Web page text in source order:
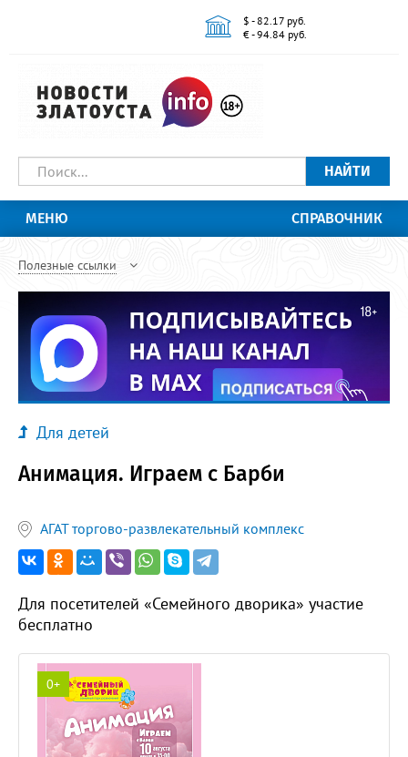
$ - 82.17 руб.
€ - 94.84 руб.
НАЙТИ
МЕНЮ СПРАВОЧНИК
Полезные ссылки
Для детей
Анимация. Играем с Барби
АГАТ торгово-развлекательный комплекс
Для посетителей «Семейного дворика» участие
бесплатно
0+